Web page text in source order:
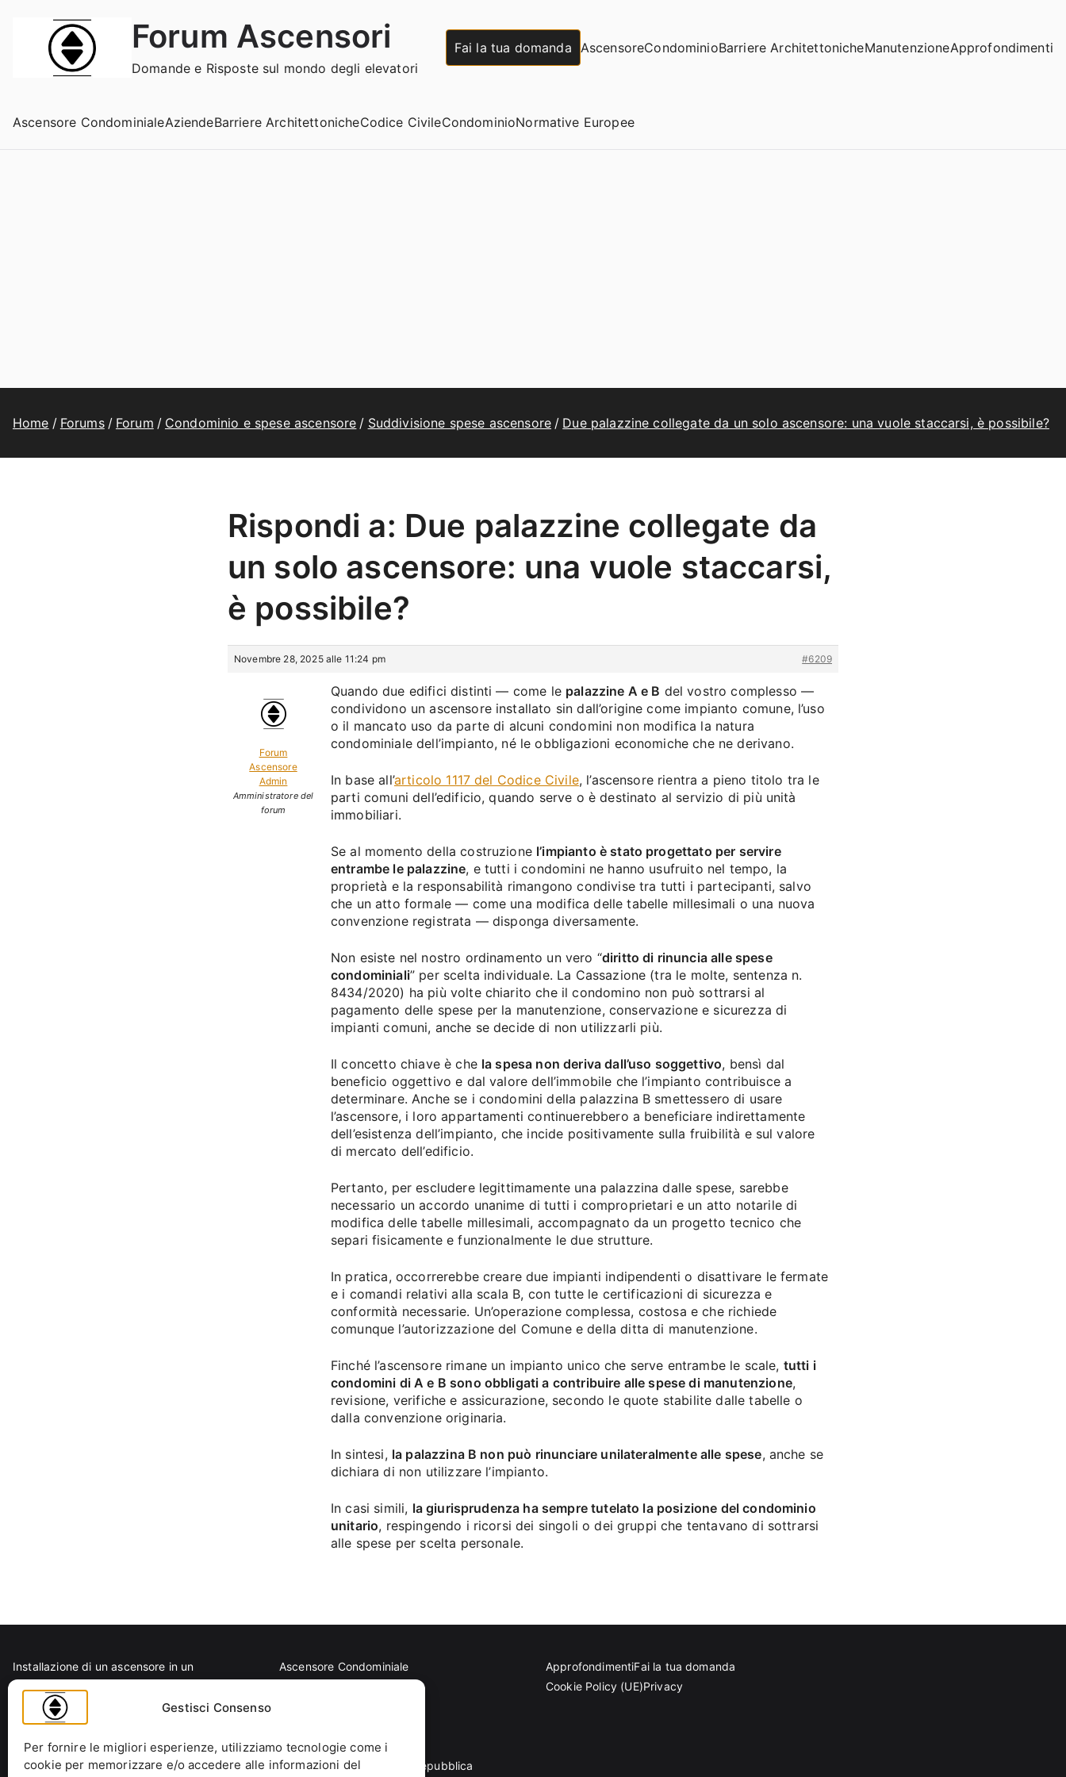
Gestisci Consenso
Per fornire le migliori esperienze, utilizziamo tecnologie come i
cookie per memorizzare e/o accedere alle informazioni del
contenuto
Forum Ascensori
Domande e Risposte sul mondo degli elevatori
Fai la tua domanda AscensoreCondominioBarriere ArchitettonicheManutenzioneApprofondimenti
Ascensore CondominialeAziendeBarriere ArchitettonicheCodice CivileCondominioNormative Europee
Home Forums Forum Condominio e spese ascensore Suddivisione spese ascensore Due palazzine collegate da un solo ascensore: una vuole staccarsi, è possibile?
Rispondi a: Due palazzine collegate da
un solo ascensore: una vuole staccarsi,
è possibile?
Novembre 28, 2025 alle 11:24 pm #6209
Forum
Ascensore
Admin
Amministratore del
forum
Quando due edifici distinti — come le palazzine A e B del vostro complesso —
condividono un ascensore installato sin dall’origine come impianto comune, l’uso
o il mancato uso da parte di alcuni condomini non modifica la natura
condominiale dell’impianto, né le obbligazioni economiche che ne derivano.
In base all’articolo 1117 del Codice Civile, l’ascensore rientra a pieno titolo tra le
parti comuni dell’edificio, quando serve o è destinato al servizio di più unità
immobiliari.
Se al momento della costruzione l’impianto è stato progettato per servire
entrambe le palazzine, e tutti i condomini ne hanno usufruito nel tempo, la
proprietà e la responsabilità rimangono condivise tra tutti i partecipanti, salvo
che un atto formale — come una modifica delle tabelle millesimali o una nuova
convenzione registrata — disponga diversamente.
Non esiste nel nostro ordinamento un vero “diritto di rinuncia alle spese
condominiali” per scelta individuale. La Cassazione (tra le molte, sentenza n.
8434/2020) ha più volte chiarito che il condomino non può sottrarsi al
pagamento delle spese per la manutenzione, conservazione e sicurezza di
impianti comuni, anche se decide di non utilizzarli più.
Il concetto chiave è che la spesa non deriva dall’uso soggettivo, bensì dal
beneficio oggettivo e dal valore dell’immobile che l’impianto contribuisce a
determinare. Anche se i condomini della palazzina B smettessero di usare
l’ascensore, i loro appartamenti continuerebbero a beneficiare indirettamente
dell’esistenza dell’impianto, che incide positivamente sulla fruibilità e sul valore
di mercato dell’edificio.
Pertanto, per escludere legittimamente una palazzina dalle spese, sarebbe
necessario un accordo unanime di tutti i comproprietari e un atto notarile di
modifica delle tabelle millesimali, accompagnato da un progetto tecnico che
separi fisicamente e funzionalmente le due strutture.
In pratica, occorrerebbe creare due impianti indipendenti o disattivare le fermate
e i comandi relativi alla scala B, con tutte le certificazioni di sicurezza e
conformità necessarie. Un’operazione complessa, costosa e che richiede
comunque l’autorizzazione del Comune e della ditta di manutenzione.
Finché l’ascensore rimane un impianto unico che serve entrambe le scale, tutti i
condomini di A e B sono obbligati a contribuire alle spese di manutenzione,
revisione, verifiche e assicurazione, secondo le quote stabilite dalle tabelle o
dalla convenzione originaria.
In sintesi, la palazzina B non può rinunciare unilateralmente alle spese, anche se
dichiara di non utilizzare l’impianto.
In casi simili, la giurisprudenza ha sempre tutelato la posizione del condominio
unitario, respingendo i ricorsi dei singoli o dei gruppi che tentavano di sottrarsi
alle spese per scelta personale.
Installazione di un ascensore in un
D.P.R. 503/1996: regolamento per
eliminazione barriere architettoniche in
edifici, spazi e servizi pubblici
La Legge n. 392/1978: Cosa Resta Oggi
Ascensore Condominiale
Decreto Ministeriale
Decreto Presidente della Repubblica
ApprofondimentiFai la tua domanda
Cookie Policy (UE)Privacy